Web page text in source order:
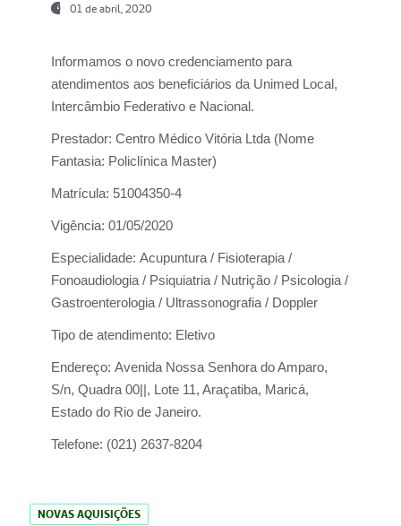
01 de abril, 2020
Informamos o novo credenciamento para
atendimentos aos beneficiários da Unimed Local,
Intercâmbio Federativo e Nacional.
Prestador: Centro Médico Vitória Ltda (Nome
Fantasia: Policlínica Master)
Matrícula: 51004350-4
Vigência: 01/05/2020
Especialidade: Acupuntura / Fisioterapia /
Fonoaudiologia / Psiquiatria / Nutrição / Psicologia /
Gastroenterologia / Ultrassonografia / Doppler
Tipo de atendimento: Eletivo
Endereço: Avenida Nossa Senhora do Amparo,
S/n, Quadra 00||, Lote 11, Araçatiba, Maricá,
Estado do Rio de Janeiro.
Telefone: (021) 2637-8204
NOVAS AQUISIÇÕES